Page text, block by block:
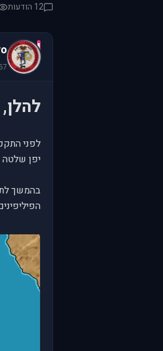
12 הודעות
l
457
לפני התקפת
יפן שלטה
בהמשך